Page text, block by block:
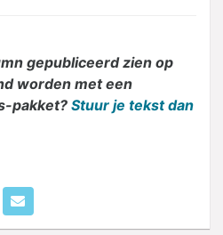
gepubliceerd zien op
worden met een
pakket? Stuur je tekst dan